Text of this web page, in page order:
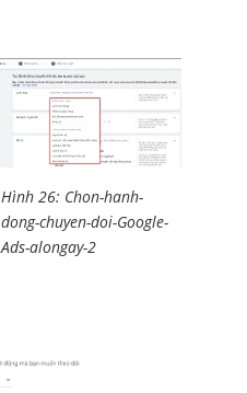
Hình 26: Chon-hanh-
dong-chuyen-doi-Google-
Ads-alongay-2